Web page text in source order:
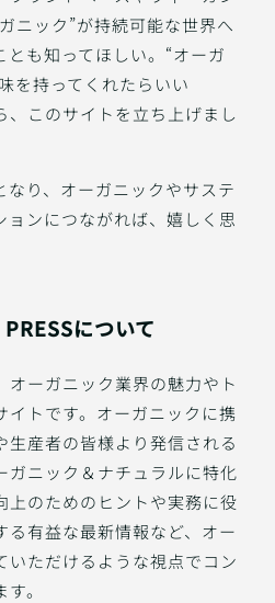
ニック”が持続可能な世界へ
とも知ってほしい。“オーガ
を持ってくれたらいい
、このサイトを立ち上げまし
なり、オーガニックやサステ
ョンにつながれば、嬉しく思
について
オーガニック業界の魅力やト
イトです。オーガニックに携
生産者の皆様より発信される
ガニック＆ナチュラルに特化
上のためのヒントや実務に役
る有益な最新情報など、オー
いただけるような視点でコン
。